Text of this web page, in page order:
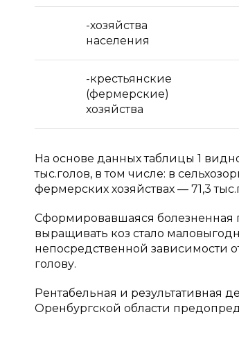
-хозяйства
населения
-крестьянские
(фермерские)
хозяйства
На основе данных таблицы 1
тыс.голов, в том числе: в
фермерских хозяйствах — 71,3
Сформировавшаяся болезненная
выращивать коз стало
непосредственной зависимости
голову.
Рентабельная и результативная
Оренбургской области